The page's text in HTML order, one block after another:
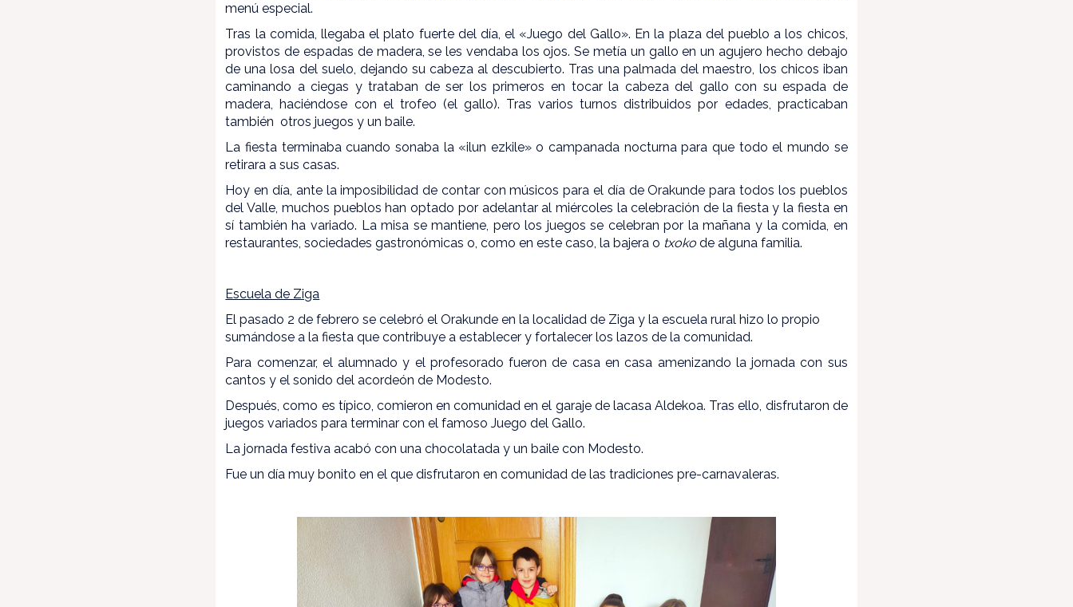
menú especial.
Tras la comida, llegaba el plato fuerte del día, el «Juego del Gallo». En la plaza del pueblo a los chicos,
provistos de espadas de madera, se les vendaba los ojos. Se metía un gallo en un agujero hecho debajo
de una losa del suelo, dejando su cabeza al descubierto. Tras una palmada del maestro, los chicos iban
caminando a ciegas y trataban de ser los primeros en tocar la cabeza del gallo con su espada de
madera, haciéndose con el trofeo (el gallo). Tras varios turnos distribuidos por edades, practicaban
también otros juegos y un baile.
La fiesta terminaba cuando sonaba la «ilun ezkile» o campanada nocturna para que todo el mundo se
retirara a sus casas.
Hoy en día, ante la imposibilidad de contar con músicos para el día de Orakunde para todos los pueblos
del Valle, muchos pueblos han optado por adelantar al miércoles la celebración de la fiesta y la fiesta en
sí también ha variado. La misa se mantiene, pero los juegos se celebran por la mañana y la comida, en
restaurantes, sociedades gastronómicas o, como en este caso, la bajera o txokode alguna familia.
Escuela de Ziga
El pasado 2 de febrero se celebró el Orakunde en la localidad de Ziga y la escuela rural hizo lo propio
sumándose a la fiesta que contribuye a establecer y fortalecer los lazos de la comunidad.
Para comenzar, el alumnado y el profesorado fueron de casa en casa amenizando la jornada con sus
cantos y el sonido del acordeón de Modesto.
Después, como es típico, comieron en comunidad en el garaje de lacasa Aldekoa. Tras ello, disfrutaron de
juegos variados para terminar con el famoso Juego del Gallo.
La jornada festiva acabó con una chocolatada y un baile con Modesto.
Fue un día muy bonito en el que disfrutaron en comunidad de las tradiciones pre-carnavaleras.